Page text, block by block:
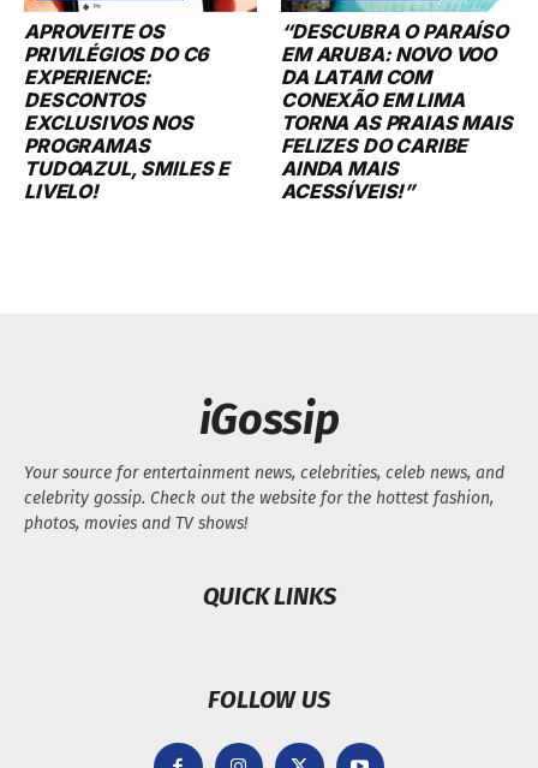
APROVEITE OS
PRIVILÉGIOS DO C6
EXPERIENCE:
DESCONTOS
EXCLUSIVOS NOS
PROGRAMAS
TUDOAZUL, SMILES E
LIVELO!
“DESCUBRA O PARAÍSO
EM ARUBA: NOVO VOO
DA LATAM COM
CONEXÃO EM LIMA
TORNA AS PRAIAS MAIS
FELIZES DO CARIBE
AINDA MAIS
ACESSÍVEIS!”
iGossip
Your source for entertainment news, celebrities, celeb news, and
celebrity gossip. Check out the website for the hottest fashion,
photos, movies and TV shows!
QUICK LINKS
FOLLOW US